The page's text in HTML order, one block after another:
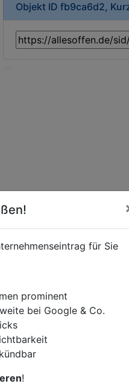
Objekt ID fb9ca6d2,
hinzufügen?
um
für Sie
prominent
bei Google & Co.
!